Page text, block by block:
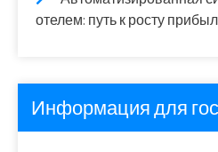
отелем: путь к росту
Информация для